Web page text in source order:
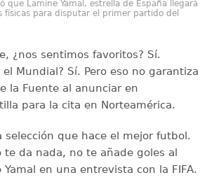
que Lamine Yamal, estrella de España llegará
físicas para disputar el primer partido del
¿nos sentimos favoritos? Sí.
el Mundial? Sí. Pero eso no garantiza
la Fuente al anunciar en
para la cita en Norteamérica.
selección que hace el mejor futbol.
te da nada, no te añade goles al
en una entrevista con la FIFA.